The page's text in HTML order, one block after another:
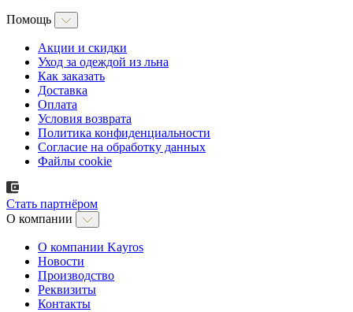
Помощь
Акции и скидки
Уход за одеждой из льна
Как заказать
Доставка
Оплата
Условия возврата
Политика конфиденциальности
Согласие на обработку данных
Файлы cookie
Стать партнёром
О компании
О компании Kayros
Новости
Производство
Реквизиты
Контакты